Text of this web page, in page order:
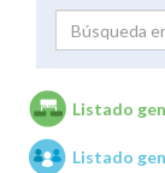
Listado
Listado